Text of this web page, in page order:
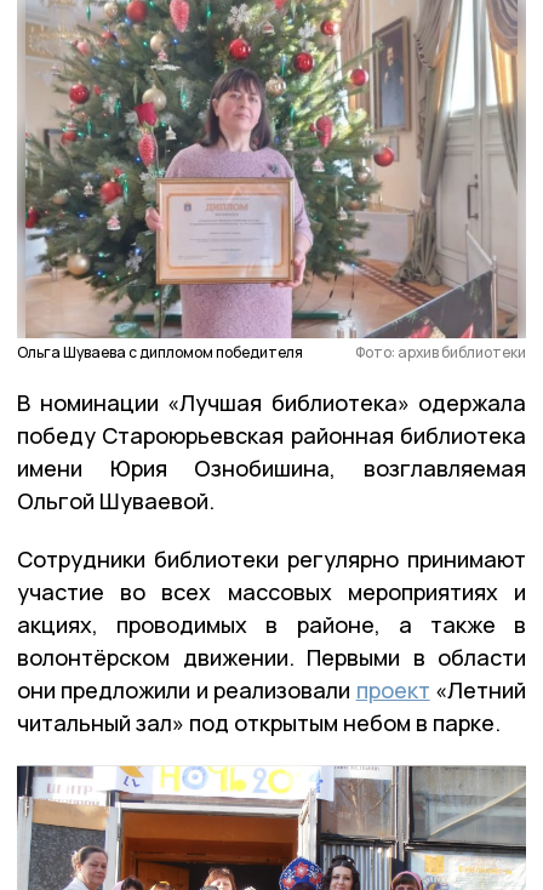
Ольга Шуваева с дипломом победителя Фото: архив библиотеки
В номинации «Лучшая библиотека» одержала
победу Староюрьевская районная библиотека
имени Юрия Ознобишина, возглавляемая
Ольгой Шуваевой.
Сотрудники библиотеки регулярно принимают
участие во всех массовых мероприятиях и
акциях, проводимых в районе, а также в
волонтёрском движении. Первыми в области
они предложили и реализовали проект «Летний
читальный зал» под открытым небом в парке.